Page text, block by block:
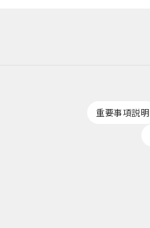
重要事項説明